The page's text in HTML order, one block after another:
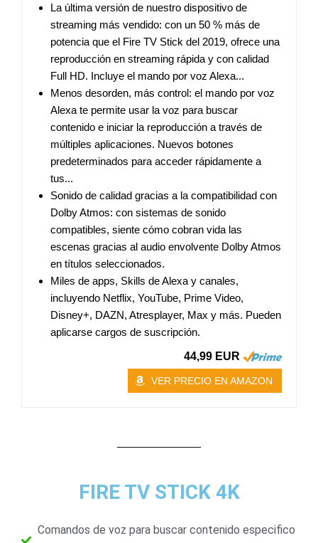
La última versión de nuestro dispositivo de
streaming más vendido: con un 50 % más de
potencia que el Fire TV Stick del 2019, ofrece una
reproducción en streaming rápida y con calidad
Full HD. Incluye el mando por voz Alexa...
Menos desorden, más control: el mando por voz
Alexa te permite usar la voz para buscar
contenido e iniciar la reproducción a través de
múltiples aplicaciones. Nuevos botones
predeterminados para acceder rápidamente a
tus...
Sonido de calidad gracias a la compatibilidad con
Dolby Atmos: con sistemas de sonido
compatibles, siente cómo cobran vida las
escenas gracias al audio envolvente Dolby Atmos
en títulos seleccionados.
Miles de apps, Skills de Alexa y canales,
incluyendo Netflix, YouTube, Prime Video,
Disney+, DAZN, Atresplayer, Max y más. Pueden
aplicarse cargos de suscripción.
44,99 EUR
VER PRECIO EN AMAZON
FIRE TV STICK 4K
Comandos de voz para buscar contenido especifico